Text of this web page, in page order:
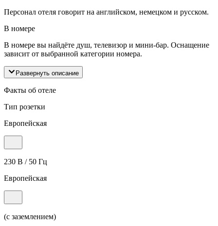
Персонал отеля говорит на английском, немецком и русском.
В номере
В номере вы найдёте душ, телевизор и мини-бар. Оснащение
зависит от выбранной категории номера.
Развернуть описание
Факты об отеле
Тип розетки
Европейская
230 В / 50 Гц
Европейская
(с заземлением)